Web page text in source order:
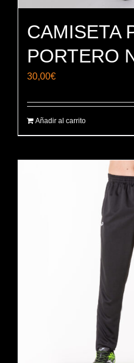
CAMISETA
PORTERO
30,00€
Añadir al carrito